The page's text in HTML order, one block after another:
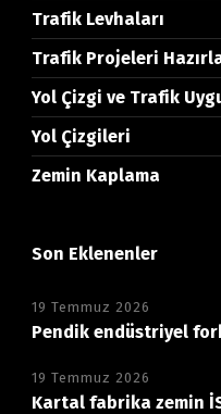
Trafik Levhaları
Trafik Projeleri
Yol Çizgi ve Trafik
Yol Çizgileri
Zemin Kaplama
Son Eklenenler
19 Temmuz 2026
Pendik endüstriyel
19 Temmuz 2026
Kartal fabrika zemin